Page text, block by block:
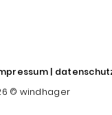
|
© windhager